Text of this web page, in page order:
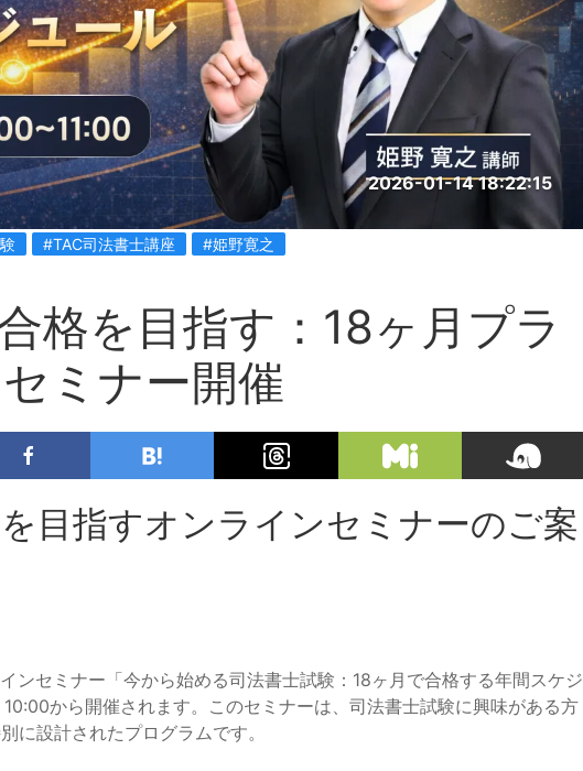
2026-01-14 18:22:15
#TAC司法書士講座 #姫野寛之
格を目指す：18ヶ月プラ
ミナー開催
目指すオンラインセミナーのご案
ンセミナー「今から始める司法書士試験：18ヶ月で合格する年間スケジ
から開催されます。このセミナーは、司法書士試験に興味がある方
に設計されたプログラムです。